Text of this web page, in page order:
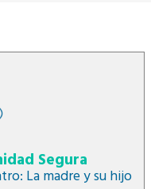
Segura
La madre y su hijo